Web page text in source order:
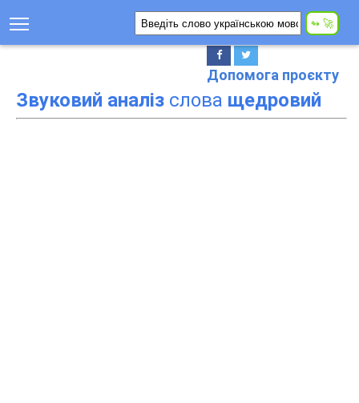
Допомога проєкту
Звуковий аналіз слова щедровий